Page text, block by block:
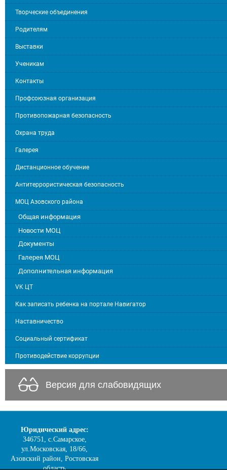
Творческие объединения
Родителям
Выставки
Ученикам
Контакты
Профсоюзная организация
Противопожарная безопасность
Охрана труда
Галерея
Дистанционное обучение
Антитеррористическая безопасность
МОЦ Азовского района
Общая информация
Новости МОЦ
Документы
Галерея МОЦ
Дополнительная информация
VK ЦТ
Как записать ребенка на портале Навигатор
Наставничество
Социальный сертификат
Противодействие коррупции
Версия для слабовидящих
Юридический адрес:
346751, с.Самарское,
ул.Московская, 18/66,
Азовский район, Ростовская
область